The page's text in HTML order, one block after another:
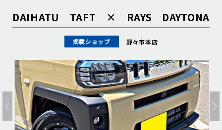
DAIHATU TAFT × RAYS DAYTONA
掲載ショップ 野々市本店